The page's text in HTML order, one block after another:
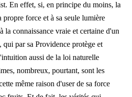
En effet, si, en principe du moins, la
propre force et à sa seule lumière
la connaissance vraie et certaine d'un
par sa Providence protège et
aussi de la loi naturelle
nombreux, pourtant, sont les
même raison d'user de sa force